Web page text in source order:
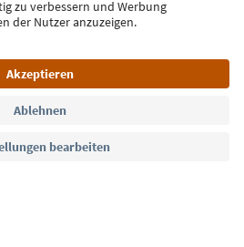
Jetzt anmelden